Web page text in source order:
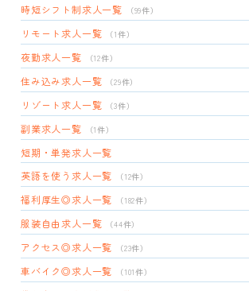
時短シフト制求人一覧 （99件）
リモート求人一覧 （1件）
夜勤求人一覧 （12件）
住み込み求人一覧 （29件）
リゾート求人一覧 （3件）
副業求人一覧 （1件）
短期・単発求人一覧
英語を使う求人一覧
（12件）
福利厚生◎求人一覧 （182件）
服装自由求人一覧 （44件）
アクセス◎求人一覧 （23件）
車バイク◎求人一覧 （101件）